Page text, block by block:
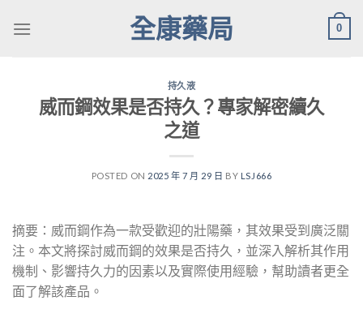
全康藥局 0
持久液
威而鋼效果是否持久？專家解密續久
之道
POSTED ON 2025 年 7 月 29 日 BY LSJ666
摘要：威而鋼作為一款受歡迎的壯陽藥，其效果受到廣泛關
注。本文將探討威而鋼的效果是否持久，並深入解析其作用
機制、影響持久力的因素以及實際使用經驗，幫助讀者更全
面了解該產品。